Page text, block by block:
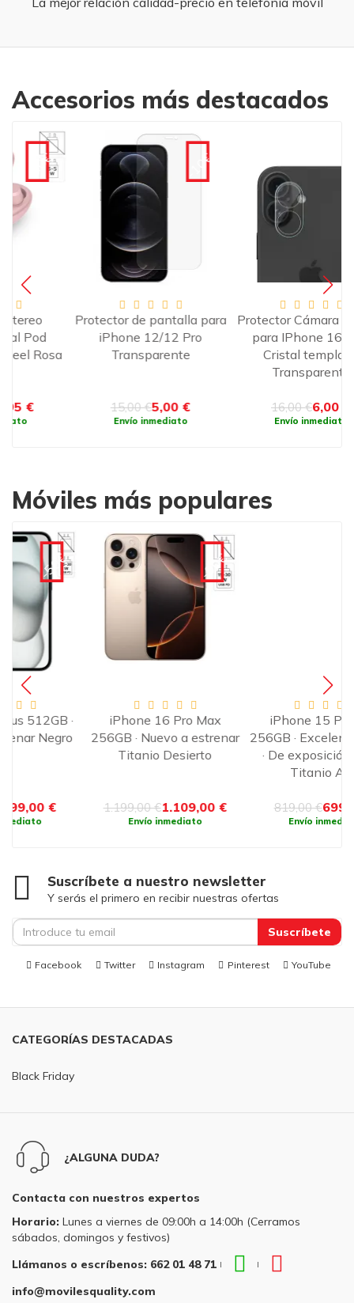
Accesorios más destacados
-10€
Protector de pantalla para
iPhone 12/12 Pro
Transparente
5,00 €
Envío inmediato
-10€
Protector Cámara Trasera
para IPhone 16 Plus
Cristal templado
Transparente
6,00 €
Envío inmediato
Móviles más populares
-90€
iPhone 16 Pro Max
256GB · Nuevo a estrenar
Titanio Desierto
1.199,00 € 1.109,00 €
Envío inmediato
iPhone 15 Pro Max
256GB · Excelente estado
· De exposición · eSIM
Titanio Azul
819,00 € 699,00 €
Envío inmediato
Suscríbete a nuestro newsletter
Y serás el primero en recibir nuestras ofertas
Suscríbete
Facebook Twitter Instagram Pinterest YouTube
CATEGORÍAS DESTACADAS
Black Friday
¿ALGUNA DUDA?
Contacta con nuestros expertos
Horario: Lunes a viernes de 09:00h a 14:00h (Cerramos
sábados, domingos y festivos)
Llámanos o escríbenos: 662 01 48 71 |
WhatsApp
Llámanos
|
info@movilesquality.com